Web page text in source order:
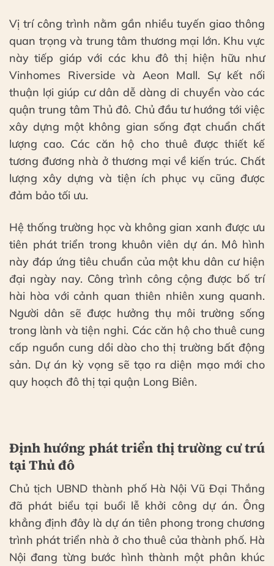
Vị trí công trình nằm gần nhiều tuyến giao thông
quan trọng và trung tâm thương mại lớn. Khu vực
này tiếp giáp với các khu đô thị hiện hữu như
Vinhomes Riverside và Aeon Mall. Sự kết nối
thuận lợi giúp cư dân dễ dàng di chuyển vào các
quận trung tâm Thủ đô. Chủ đầu tư hướng tới việc
xây dựng một không gian sống đạt chuẩn chất
lượng cao. Các căn hộ cho thuê được thiết kế
tương đương nhà ở thương mại về kiến trúc. Chất
lượng xây dựng và tiện ích phục vụ cũng được
đảm bảo tối ưu.
Hệ thống trường học và không gian xanh được ưu
tiên phát triển trong khuôn viên dự án. Mô hình
này đáp ứng tiêu chuẩn của một khu dân cư hiện
đại ngày nay. Công trình công cộng được bố trí
hài hòa với cảnh quan thiên nhiên xung quanh.
Người dân sẽ được hưởng thụ môi trường sống
trong lành và tiện nghi. Các căn hộ cho thuê cung
cấp nguồn cung dồi dào cho thị trường bất động
sản. Dự án kỳ vọng sẽ tạo ra diện mạo mới cho
quy hoạch đô thị tại quận Long Biên.
Định hướng phát triển thị trường cư trú
tại Thủ đô
Chủ tịch UBND thành phố Hà Nội Vũ Đại Thắng
đã phát biểu tại buổi lễ khởi công dự án. Ông
khẳng định đây là dự án tiên phong trong chương
trình phát triển nhà ở cho thuê của thành phố. Hà
Nội đang từng bước hình thành một phân khúc